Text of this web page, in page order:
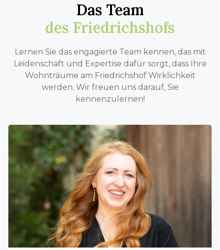
Das Team
des Friedrichshofs
Lernen Sie das engagierte Team kennen, das mit
Leidenschaft und Expertise dafür sorgt, dass Ihre
Wohnträume am Friedrichshof Wirklichkeit
werden. Wir freuen uns darauf, Sie
kennenzulernen!